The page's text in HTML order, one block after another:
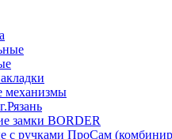
механизмы
замки BORDER
с ручками ПроСам